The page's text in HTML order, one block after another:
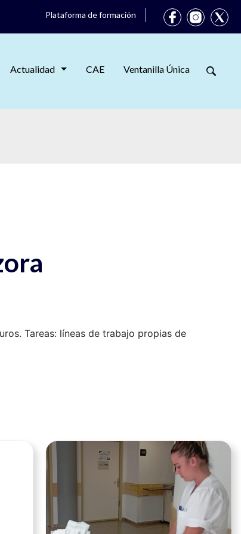
Plataforma de formación
Actualidad CAE Ventanilla Única
Tareas: líneas de trabajo propias de
Ver noticia